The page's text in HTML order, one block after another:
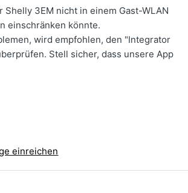
Shelly 3EM nicht in einem Gast-WLAN
einschränken könnte.
wird empfohlen, den "Integrator
Stell sicher, dass unsere App
einreichen